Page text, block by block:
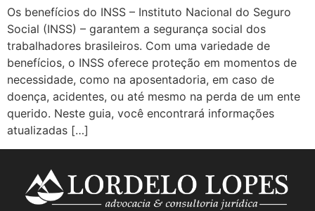
Os benefícios do INSS – Instituto Nacional do Seguro
Social (INSS) – garantem a segurança social dos
trabalhadores brasileiros. Com uma variedade de
benefícios, o INSS oferece proteção em momentos de
necessidade, como na aposentadoria, em caso de
doença, acidentes, ou até mesmo na perda de um ente
querido. Neste guia, você encontrará informações
atualizadas […]